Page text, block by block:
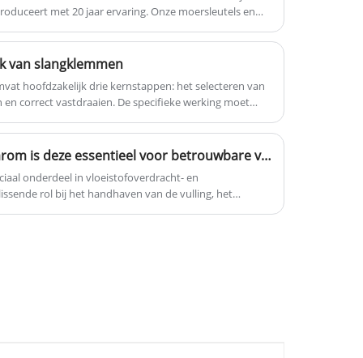
dienstverlening.
met 20 jaar ervaring. Onze moersleutels en
hebben een goede kwaliteit. En we hebben ook
om met u samen te werken.
van slangklemmen
hoofdzakelijk drie kernstappen: het selecteren van
correct vastdraaien. De specifieke werking moet
om afdichting en stevigheid te garanderen.
Wat is een voetklep en waarom is deze essentieel voor betrouwbare vloeistofregelsystemen
onderdeel in vloeistofoverdracht- en
rol bij het handhaven van de vulling, het